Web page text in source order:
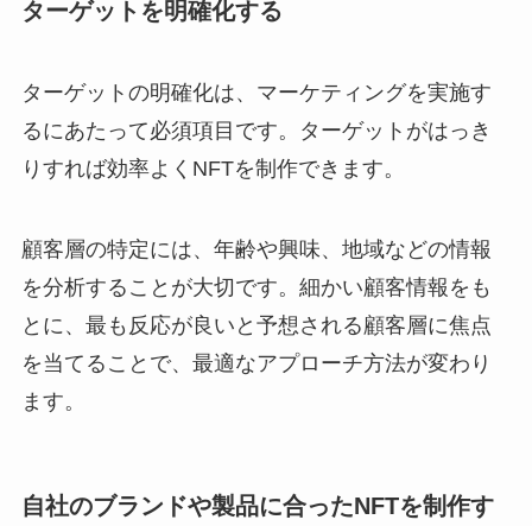
ターゲットを明確化する
ターゲットの明確化は、マーケティングを実施す
るにあたって必須項目です。ターゲットがはっき
りすれば効率よくNFTを制作できます。
顧客層の特定には、年齢や興味、地域などの情報
を分析することが大切です。細かい顧客情報をも
とに、最も反応が良いと予想される顧客層に焦点
を当てることで、最適なアプローチ方法が変わり
ます。
自社のブランドや製品に合ったNFTを制作す